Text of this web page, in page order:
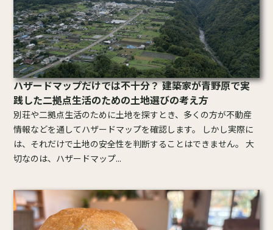
ハザードマップだけでは不十分？ 建築家が青野原で実
践した二拠点生活のための土地選びの考え方
別荘や二拠点生活のために土地を探すとき、多くの方が不動産
情報などを通してハザードマップを確認します。 しかし実際に
は、それだけで土地の安全性を判断することはできません。 大
切なのは、ハザードマップ...